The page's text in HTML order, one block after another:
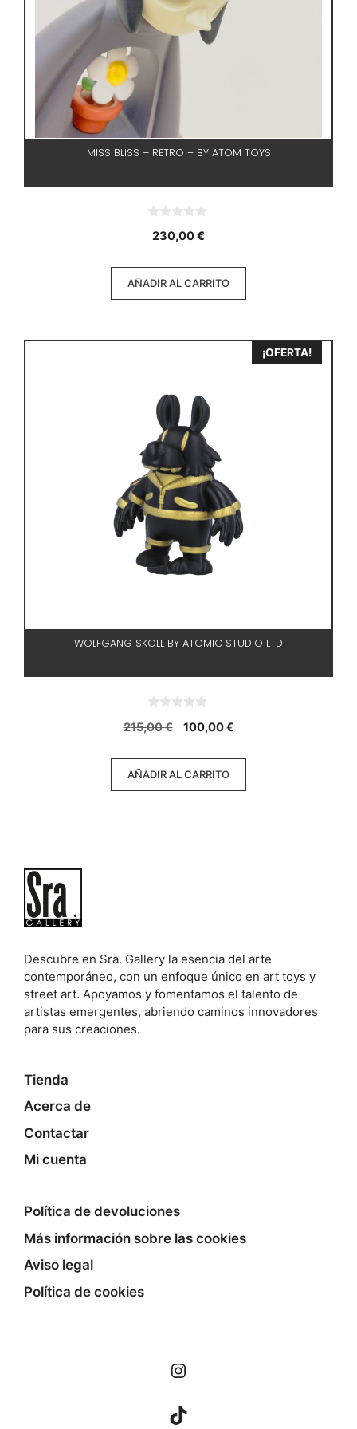
MISS BLISS – RETRO – BY ATOM TOYS
d230,00€
AÑADIR AL CARRITO
¡OFERTA!
WOLFGANG SKOLL BY ATOMIC STUDIO LTD
d
215,00€
El
original
era:
215,00 €.
100,00€El
actual
100,00 €.
AÑADIR AL CARRITO
Descubre en Sra. Gallery la esencia del arte
contemporáneo, con un enfoque único en art toys y
street art. Apoyamos y fomentamos el talento de
artistas emergentes, abriendo caminos innovadores
para sus creaciones.
Tienda
Acerca de
Contactar
Mi cuenta
Política de devoluciones
Más información sobre las cookies
Aviso legal
Política de cookies
Instagram
TikTok